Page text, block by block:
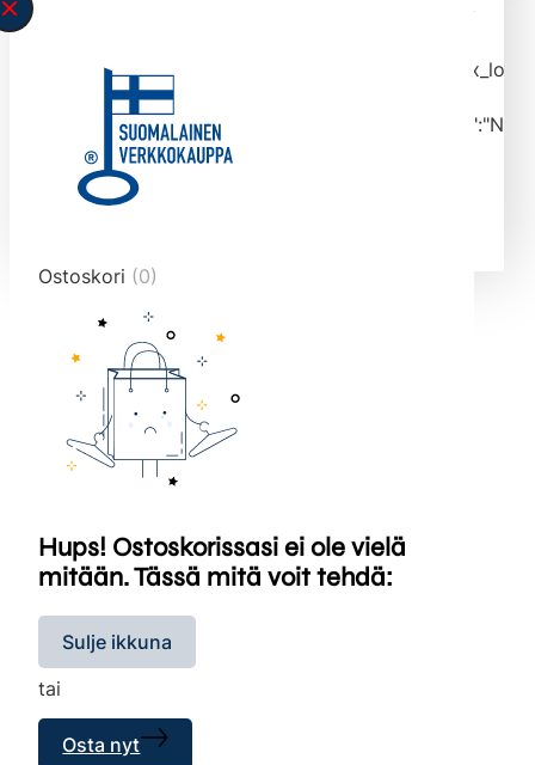
typed the search query correctly.<br>Currently
tmlmvi","meta_query":
data-original-query-vars="[]" data-page="1"
data-max-pages="4512" data-start="1" data-
end="10">
Ostoskori (0)
Hups! Ostoskorissasi ei ole vielä
mitään. Tässä mitä voit tehdä:
Sulje ikkuna
tai
Osta nyt